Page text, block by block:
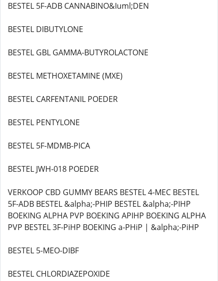
BESTEL 5F-ADB CANNABINO&Iuml;DEN
BESTEL DIBUTYLONE
BESTEL GBL GAMMA-BUTYROLACTONE
BESTEL METHOXETAMINE (MXE)
BESTEL CARFENTANIL POEDER
BESTEL PENTYLONE
BESTEL 5F-MDMB-PICA
BESTEL JWH-018 POEDER
VERKOOP CBD GUMMY BEARS BESTEL 4-MEC BESTEL
5F-ADB BESTEL &alpha;-PHIP BESTEL &alpha;-PIHP
BOEKING ALPHA PVP BOEKING APIHP BOEKING ALPHA
PVP BESTEL 3F-PiHP BOEKING a-PHiP | &alpha;-PiHP
BESTEL 5-MEO-DIBF
BESTEL CHLORDIAZEPOXIDE